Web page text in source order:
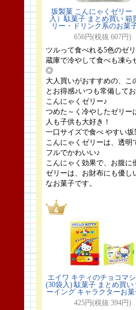
坂製菓 こんにゃくゼリー
入）駄菓子 まとめ買い 箱
リー・ドリンク系のお菓
656円(税抜 607円)
ツルって食べれる5色のゼ
蔵庫で冷やして食べも凍ら
◎
大人買いがおすすめの、こ
とお得感♪いつも常備して
こんにゃくゼリー♪
つめた～く冷やしたゼリー
人も子供も大好き！
一口サイズで食べ やすい坂
こんにゃくゼリーは、透明
フルでかわいい♪
こんにゃく効果で、お腹に
ゼリーは、お財布にも優し
なお菓子です。
エイワ キティのチョコマ
(30袋入) 駄菓子 まとめ買い
ーイング キャラクターお菓
425円(税抜 394円)